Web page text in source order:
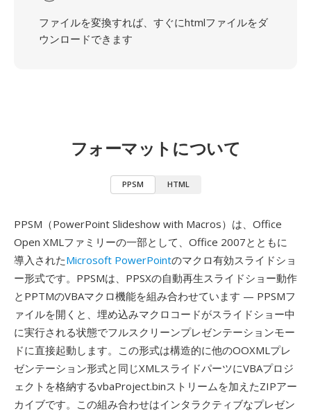
ファイルを変換すれば、すぐにhtmlファイルをダ
ウンロードできます
フォーマットについて
PPSM HTML
PPSM（PowerPoint Slideshow with Macros）は、Office
Open XMLファミリーの一部として、Office 2007とともに
導入されたMicrosoft PowerPointのマクロ有効スライドショ
ー形式です。PPSMは、PPSXの自動再生スライドショー動作
とPPTMのVBAマクロ機能を組み合わせています — PPSMフ
ァイルを開くと、埋め込みマクロコードがスライドショー中
に実行される状態でフルスクリーンプレゼンテーションモー
ドに直接起動します。この形式は構造的に他のOOXMLプレ
ゼンテーション形式と同じXMLスライドパーツにVBAプロジ
ェクトを格納するvbaProject.binストリームを加えたZIPアー
カイブです。この組み合わせはインタラクティブなプレゼン